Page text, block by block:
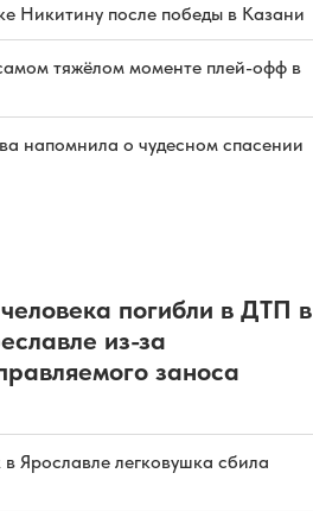
Никитину после победы в Казани
тяжёлом моменте плей-офф в
напомнила о чудесном спасении
погибли в ДТП в
из-за
заноса
Ярославле легковушка сбила